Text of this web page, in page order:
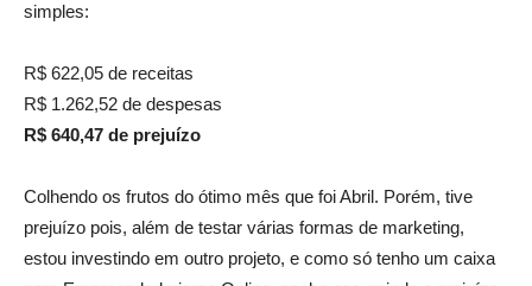
simples:
R$ 622,05 de receitas
R$ 1.262,52 de despesas
R$ 640,47 de prejuízo
Colhendo os frutos do ótimo mês que foi Abril. Porém, tive
prejuízo pois, além de testar várias formas de marketing,
estou investindo em outro projeto, e como só tenho um caixa